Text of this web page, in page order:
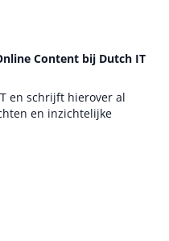
Content bij Dutch IT
en schrijft hierover al
en inzichtelijke